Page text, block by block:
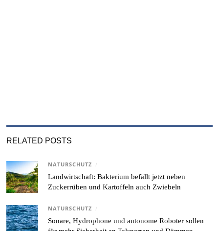
RELATED POSTS
NATURSCHUTZ /
Landwirtschaft: Bakterium befällt jetzt neben
Zuckerrüben und Kartoffeln auch Zwiebeln
NATURSCHUTZ /
Sonare, Hydrophone und autonome Roboter sollen